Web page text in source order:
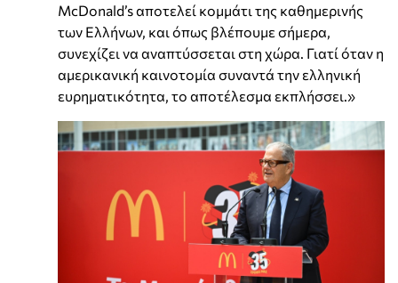
McDonald’s αποτελεί κομμάτι της καθημερινής
των Ελλήνων, και όπως βλέπουμε σήμερα,
συνεχίζει να αναπτύσσεται στη χώρα. Γιατί όταν η
αμερικανική καινοτομία συναντά την ελληνική
ευρηματικότητα, το αποτέλεσμα εκπλήσσει.»